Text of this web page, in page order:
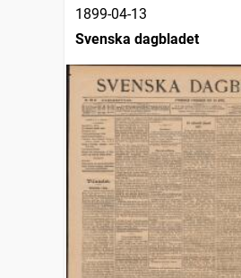
1899-04-13
Svenska dagbladet